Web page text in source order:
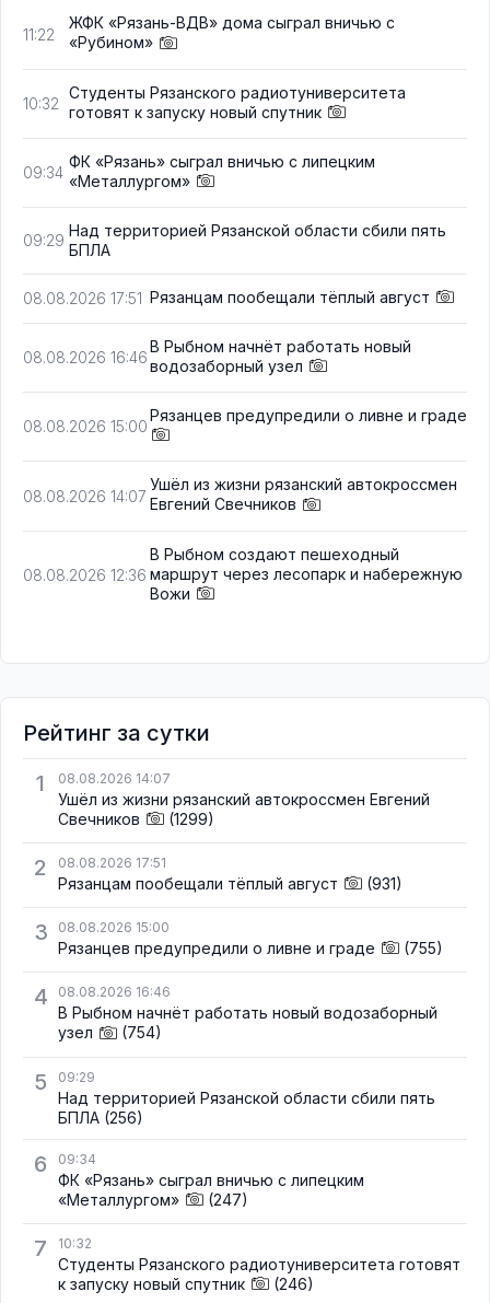
11:22
ЖФК «Рязань-ВДВ» дома сыграл вничью с
«Рубином»
10:32
Студенты Рязанского радиотуниверситета
готовят к запуску новый спутник
09:34
ФК «Рязань» сыграл вничью с липецким
«Металлургом»
09:29
Над территорией Рязанской области сбили пять
БПЛА
08.08.2026 17:51 Рязанцам пообещали тёплый август
08.08.2026 16:46
В Рыбном начнёт работать новый
водозаборный узел
08.08.2026 15:00
Рязанцев предупредили о ливне и граде
08.08.2026 14:07
Ушёл из жизни рязанский автокроссмен
Евгений Свечников
08.08.2026 12:36
В Рыбном создают пешеходный
маршрут через лесопарк и набережную
Вожи
Рейтинг за сутки
1
08.08.2026 14:07
Ушёл из жизни рязанский автокроссмен Евгений
Свечников
(1299)
2 08.08.2026 17:51
Рязанцам пообещали тёплый август (931)
3 08.08.2026 15:00
Рязанцев предупредили о ливне и граде (755)
4 08.08.2026 16:46
В Рыбном начнёт работать новый водозаборный
узел
(754)
5 09:29
Над территорией Рязанской области сбили пять
БПЛА (256)
6 09:34
ФК «Рязань» сыграл вничью с липецким
«Металлургом»
(247)
7 10:32
Студенты Рязанского радиотуниверситета готовят
к запуску новый спутник
(246)